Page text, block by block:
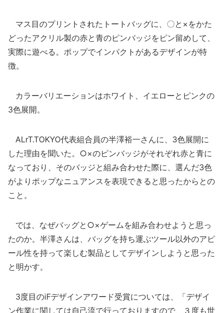
マス目のプリントされたトートバッグに、〇と×をかた
どったアクリル製の赤と青のピンバッジをピン留めして、
実際に遊べる。ポップでインパクトがあるデザインが特
徴。
カラーバリエーションはホワイト、イエローとピンクの
3色展開。
ALrT.TOKYO代表組合員の半澤裕一さんに、3色展開に
した理由を聞いた。○×のピンバッジがそれぞれ赤と青に
なっており、そのバッジと組み合わせた際に、選んだ3色
がよりポップなニュアンスを表現できると思ったからとの
こと。
では、なぜバッグと○×ゲームを組み合わせようと思っ
たのか。半澤さんは、バッグを持ち運ぶツール以外のアピ
ール性を持って楽しむ製品としてデザインしようと思った
と明かす。
3度目のiFデザインアワード受賞については、「デザイ
ン作業に関しては自己流で行っておりますので、３度も世